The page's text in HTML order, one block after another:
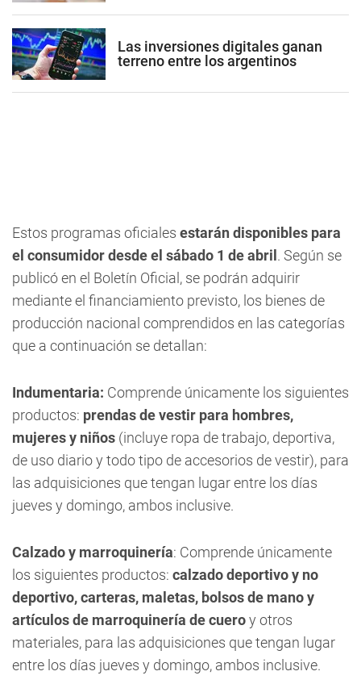
Las inversiones digitales ganan
terreno entre los argentinos
Estos programas oficiales estarán disponibles para
el consumidor desde el sábado 1 de abril . Según se
publicó en el Boletín Oficial, se podrán adquirir
mediante el financiamiento previsto, los bienes de
producción nacional comprendidos en las categorías
que a continuación se detallan:
Indumentaria: Comprende únicamente los siguientes
productos: prendas de vestir para hombres,
mujeres y niños (incluye ropa de trabajo, deportiva,
de uso diario y todo tipo de accesorios de vestir), para
las adquisiciones que tengan lugar entre los días
jueves y domingo, ambos inclusive.
Calzado y marroquinería: Comprende únicamente
los siguientes productos: calzado deportivo y no
deportivo, carteras, maletas, bolsos de mano y
artículos de marroquinería de cueroy otros
materiales, para las adquisiciones que tengan lugar
entre los días jueves y domingo, ambos inclusive.